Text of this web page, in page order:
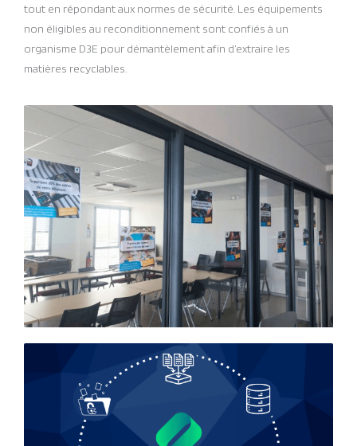
tout en répondant aux normes de sécurité. Les équipements
non éligibles au reconditionnement sont confiés à un
organisme D3E pour démantèlement afin d’extraire les
matières recyclables.